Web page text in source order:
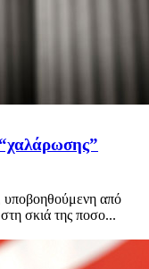
υποβοηθούμενη από
σκιά της ποσο...